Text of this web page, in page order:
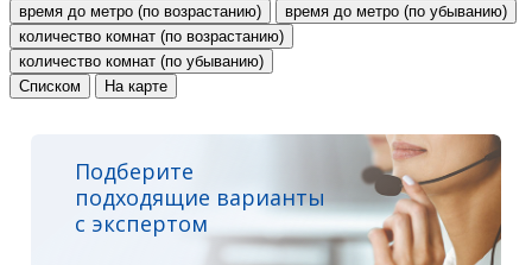
время до метро (по возрастанию)
время до метро (по убыванию)
количество комнат (по возрастанию)
количество комнат (по убыванию)
Списком
На карте
Подберите
подходящие варианты
с экспертом